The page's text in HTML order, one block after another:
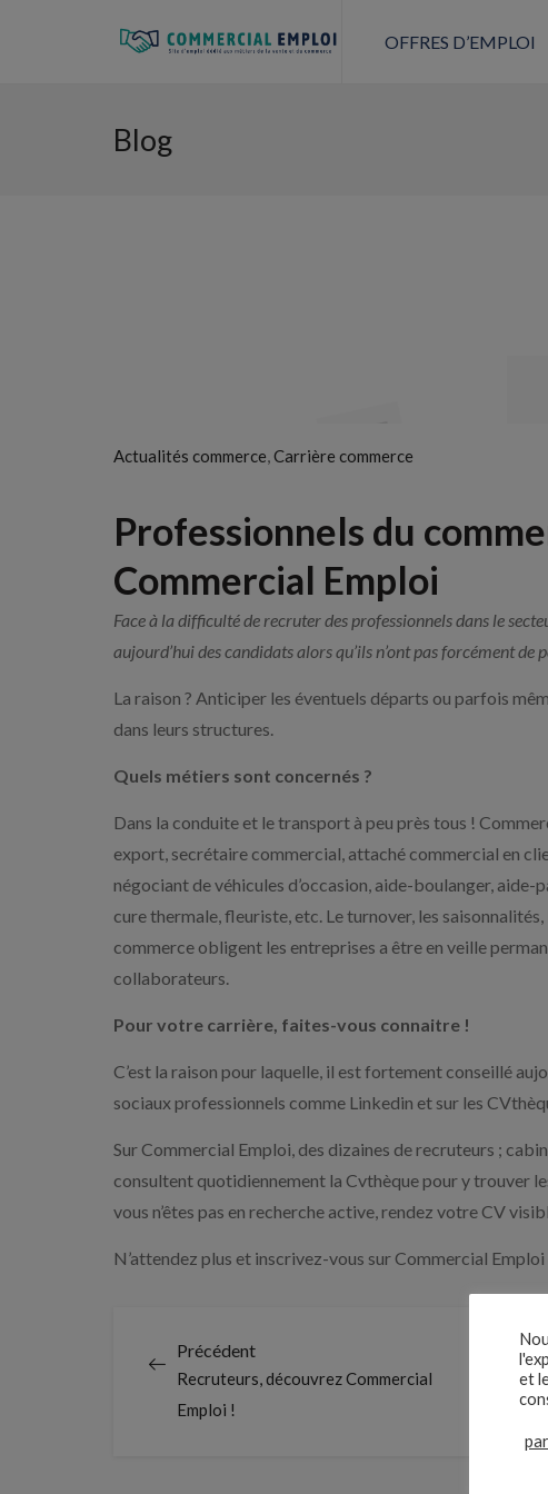
OFFRES D’EMPLOI
Blog
Actualités commerce,Carrière commerce
Professionnels du
Commercial Emploi
Face à la difficulté de recruter des professionnels dans le
aujourd’hui des candidats alors qu’ils n’ont pas forcément de
La raison ? Anticiper les éventuels départs ou parfois
dans leurs structures.
Quels métiers sont concernés ?
Dans la conduite et le transport à peu près tous !
export, secrétaire commercial, attaché commercial en
négociant de véhicules d’occasion, aide-boulanger,
cure thermale, fleuriste, etc. Le turnover, les
commerce obligent les entreprises a être en veille
collaborateurs.
Pour votre carrière, faites-vous connaitre !
C’est la raison pour laquelle, il est fortement conseillé
sociaux professionnels comme Linkedin et sur les
Sur Commercial Emploi, des dizaines de recruteurs ;
consultent quotidiennement la Cvthèque pour y trouver
vous n’êtes pas en recherche active, rendez votre CV
N’attendez plus et inscrivez-vous sur Commercial
Précédent
Recruteurs, découvrez Commercial
Emploi !
et